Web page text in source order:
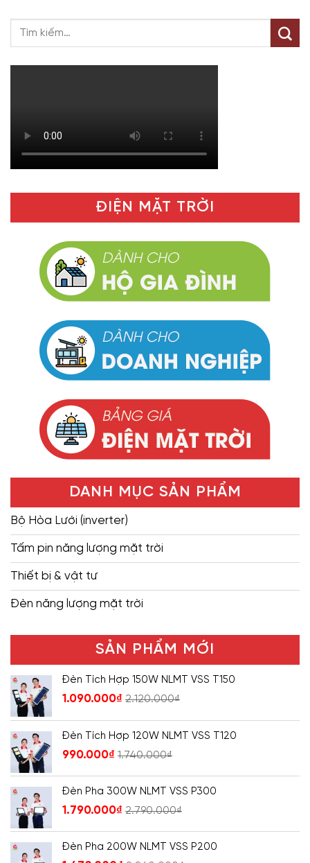
ĐIỆN MẶT TRỜI
DANH MỤC SẢN PHẨM
Bộ Hòa Lưới (inverter)
Tấm pin năng lượng mặt trời
Thiết bị & vật tư
Đèn năng lượng mặt trời
SẢN PHẨM MỚI
Đèn Tích Hợp 150W NLMT VSS T150
1.090.000₫ 2.120.000₫
Đèn Tích Hợp 120W NLMT VSS T120
990.000₫ 1.740.000₫
Đèn Pha 300W NLMT VSS P300
1.790.000₫ 2.790.000₫
Đèn Pha 200W NLMT VSS P200